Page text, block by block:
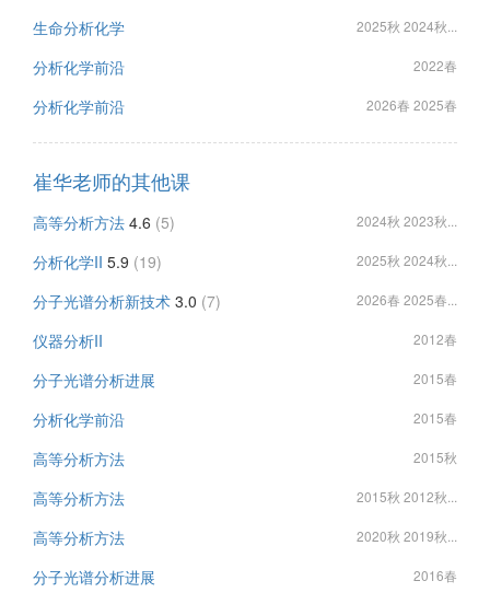
生命分析化学 2025秋 2024秋...
分析化学前沿 2022春
分析化学前沿 2026春 2025春
崔华老师的其他课
高等分析方法 4.6 (5) 2024秋 2023秋...
分析化学II 5.9 (19) 2025秋 2024秋...
分子光谱分析新技术 3.0 (7) 2026春 2025春...
仪器分析II 2012春
分子光谱分析进展 2015春
分析化学前沿 2015春
高等分析方法 2015秋
高等分析方法 2015秋 2012秋...
高等分析方法 2020秋 2019秋...
分子光谱分析进展 2016春